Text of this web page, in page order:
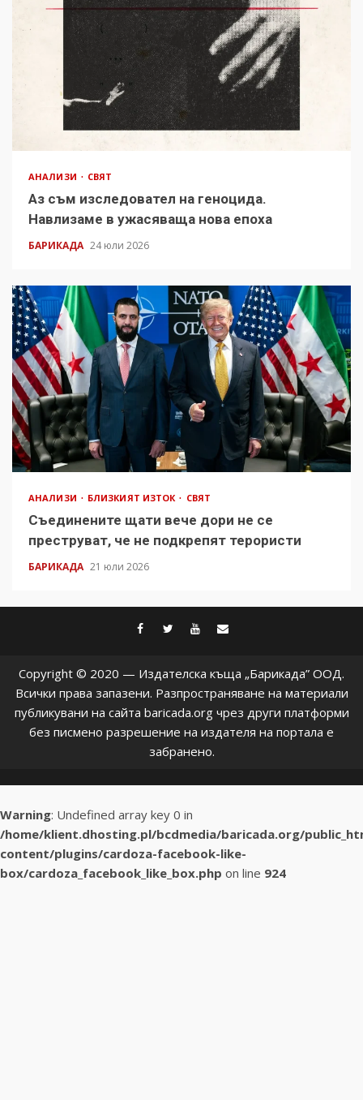
АНАЛИЗИ СВЯТ
Аз съм изследовател на геноцида.
Навлизаме в ужасяваща нова епоха
БАРИКАДА 24 юли 2026
АНАЛИЗИ БЛИЗКИЯТ ИЗТОК СВЯТ
Съединените щати вече дори не се
преструват, че не подкрепят терористи
БАРИКАДА 21 юли 2026
facebook
twitter
youtube
Copyright © 2020 — Издателска къща „Барикада” ООД.
Всички права запазени. Разпространяване на материали
публикувани на сайта baricada.org чрез други платформи
без писмено разрешение на издателя на портала е
забранено.
Warning: Undefined array key 0 in
/home/klient.dhosting.pl/bcdmedia/baricada.org/
content/plugins/cardoza-facebook-like-
box/cardoza_facebook_like_box.php on line 924